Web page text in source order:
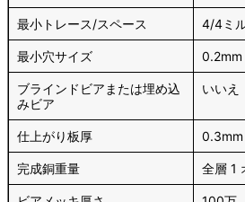
最小トレース/スペース 4/4ミ
最小穴サイズ 0.2mm
ブラインドビアまたは埋め込
みビア
いいえ
仕上がり板厚 0.3mm
完成銅重量 全層 1